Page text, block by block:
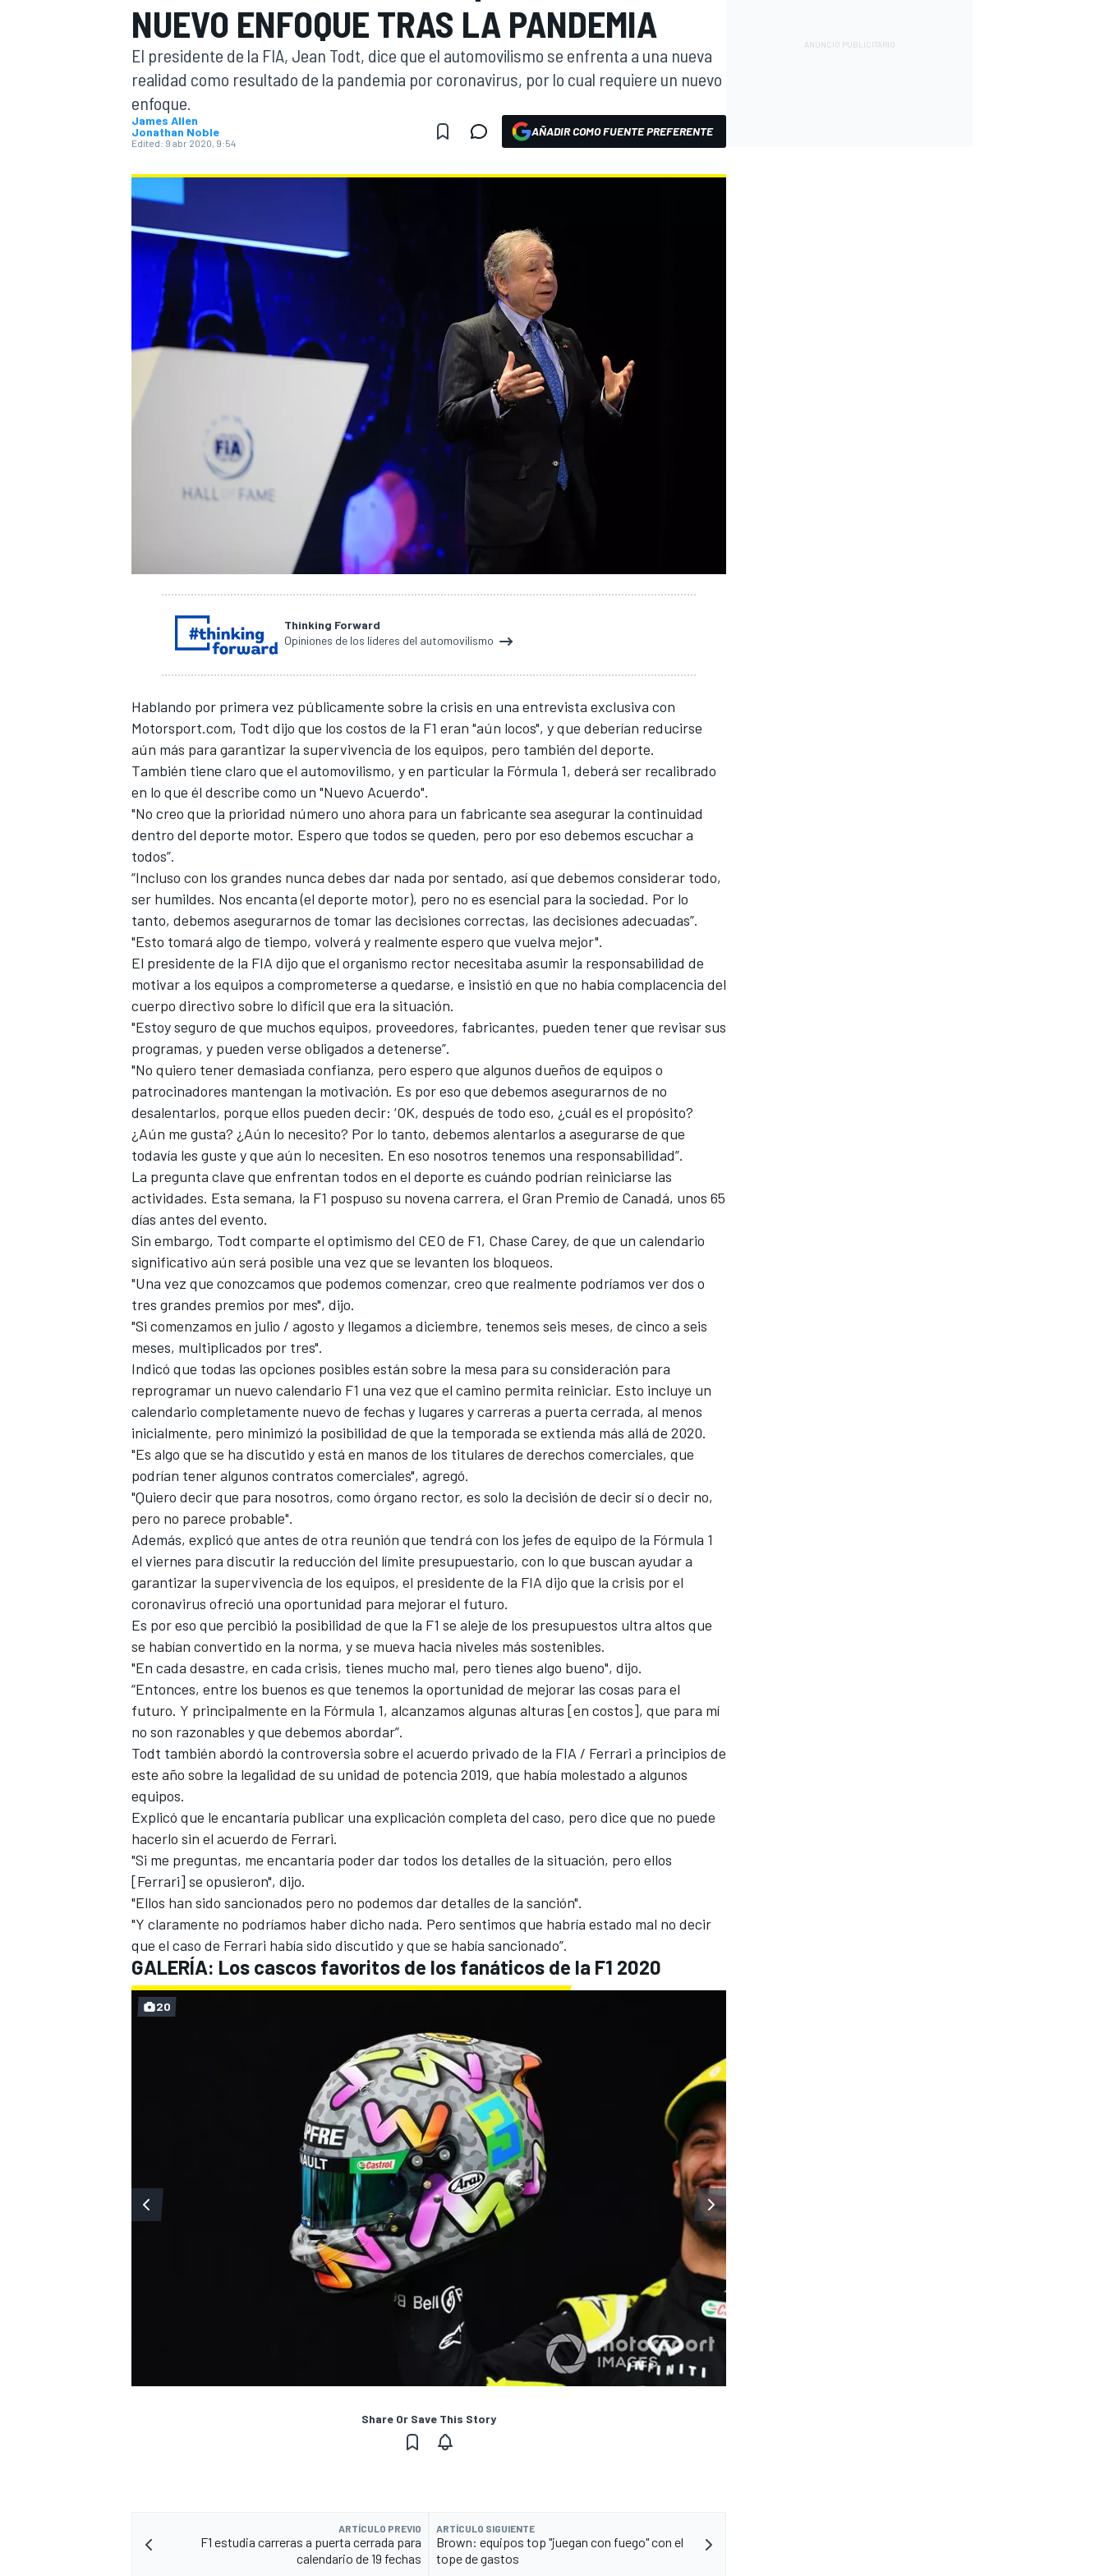
FÓRMULA E MOTO
NASCARINDYCARSPORTSCARRALLYTURISMO
MÁS
NUEVO ENFOQUE TRAS LA PANDEMIA
El presidente de la FIA, Jean Todt, dice que el automovilismo se enfrenta a una nueva
realidad como resultado de la pandemia por coronavirus, por lo cual requiere un nuevo
enfoque.
James Allen
Jonathan Noble
Edited: 9 abr 2020, 9:54
AÑADIR COMO FUENTE PREFERENTE
Thinking Forward
Opiniones de los líderes del automovilismo
Hablando por primera vez públicamente sobre la crisis en una entrevista exclusiva con
Motorsport.com, Todt dijo que los costos de la F1 eran "aún locos", y que deberían reducirse
aún más para garantizar la supervivencia de los equipos, pero también del deporte.
También tiene claro que el automovilismo, y en particular la Fórmula 1, deberá ser recalibrado
en lo que él describe como un "Nuevo Acuerdo".
"No creo que la prioridad número uno ahora para un fabricante sea asegurar la continuidad
dentro del deporte motor. Espero que todos se queden, pero por eso debemos escuchar a
todos”.
“Incluso con los grandes nunca debes dar nada por sentado, así que debemos considerar todo,
ser humildes. Nos encanta (el deporte motor), pero no es esencial para la sociedad. Por lo
tanto, debemos asegurarnos de tomar las decisiones correctas, las decisiones adecuadas”.
"Esto tomará algo de tiempo, volverá y realmente espero que vuelva mejor".
El presidente de la FIA dijo que el organismo rector necesitaba asumir la responsabilidad de
motivar a los equipos a comprometerse a quedarse, e insistió en que no había complacencia del
cuerpo directivo sobre lo difícil que era la situación.
"Estoy seguro de que muchos equipos, proveedores, fabricantes, pueden tener que revisar sus
programas, y pueden verse obligados a detenerse”.
"No quiero tener demasiada confianza, pero espero que algunos dueños de equipos o
patrocinadores mantengan la motivación. Es por eso que debemos asegurarnos de no
desalentarlos, porque ellos pueden decir: ‘OK, después de todo eso, ¿cuál es el propósito?
¿Aún me gusta? ¿Aún lo necesito? Por lo tanto, debemos alentarlos a asegurarse de que
todavía les guste y que aún lo necesiten. En eso nosotros tenemos una responsabilidad”.
La pregunta clave que enfrentan todos en el deporte es cuándo podrían reiniciarse las
actividades. Esta semana, la F1 pospuso su novena carrera, el Gran Premio de Canadá, unos 65
días antes del evento.
Sin embargo, Todt comparte el optimismo del CEO de F1, Chase Carey, de que un calendario
significativo aún será posible una vez que se levanten los bloqueos.
"Una vez que conozcamos que podemos comenzar, creo que realmente podríamos ver dos o
tres grandes premios por mes", dijo.
"Si comenzamos en julio / agosto y llegamos a diciembre, tenemos seis meses, de cinco a seis
meses, multiplicados por tres".
Indicó que todas las opciones posibles están sobre la mesa para su consideración para
reprogramar un nuevo calendario F1 una vez que el camino permita reiniciar. Esto incluye un
calendario completamente nuevo de fechas y lugares y carreras a puerta cerrada, al menos
inicialmente, pero minimizó la posibilidad de que la temporada se extienda más allá de 2020.
"Es algo que se ha discutido y está en manos de los titulares de derechos comerciales, que
podrían tener algunos contratos comerciales", agregó.
"Quiero decir que para nosotros, como órgano rector, es solo la decisión de decir sí o decir no,
pero no parece probable".
Además, explicó que antes de otra reunión que tendrá con los jefes de equipo de la Fórmula 1
el viernes para discutir la reducción del límite presupuestario, con lo que buscan ayudar a
garantizar la supervivencia de los equipos, el presidente de la FIA dijo que la crisis por el
coronavirus ofreció una oportunidad para mejorar el futuro.
Es por eso que percibió la posibilidad de que la F1 se aleje de los presupuestos ultra altos que
se habían convertido en la norma, y ​​se mueva hacia niveles más sostenibles.
"En cada desastre, en cada crisis, tienes mucho mal, pero tienes algo bueno", dijo.
“Entonces, entre los buenos es que tenemos la oportunidad de mejorar las cosas para el
futuro. Y principalmente en la Fórmula 1, alcanzamos algunas alturas [en costos], que para mí
no son razonables y que debemos abordar”.
Todt también abordó la controversia sobre el acuerdo privado de la FIA / Ferrari a principios de
este año sobre la legalidad de su unidad de potencia 2019, que había molestado a algunos
equipos.
Explicó que le encantaría publicar una explicación completa del caso, pero dice que no puede
hacerlo sin el acuerdo de Ferrari.
"Si me preguntas, me encantaría poder dar todos los detalles de la situación, pero ellos
[Ferrari] se opusieron", dijo.
"Ellos han sido sancionados pero no podemos dar detalles de la sanción".
"Y claramente no podríamos haber dicho nada. Pero sentimos que habría estado mal no decir
que el caso de Ferrari había sido discutido y que se había sancionado”.
GALERÍA: Los cascos favoritos de los fanáticos de la F1 2020
20
Share Or Save This Story
ARTÍCULO PREVIO
F1 estudia carreras a puerta cerrada para
calendario de 19 fechas
ARTÍCULO SIGUIENTE
Brown: equipos top "juegan con fuego" con el
tope de gastos